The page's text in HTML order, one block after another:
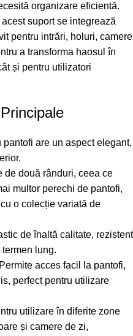
organizare eficientă.
suport se integrează
pentru intrări, holuri, camere
a transforma haosul în
și pentru utilizatori
pantofi are un aspect elegant,
de două rânduri, ceea ce
multor perechi de pantofi,
o colecție variată de
de înaltă calitate, rezistent
lung.
acces facil la pantofi,
perfect pentru utilizare
utilizare în diferite zone
și camere de zi,